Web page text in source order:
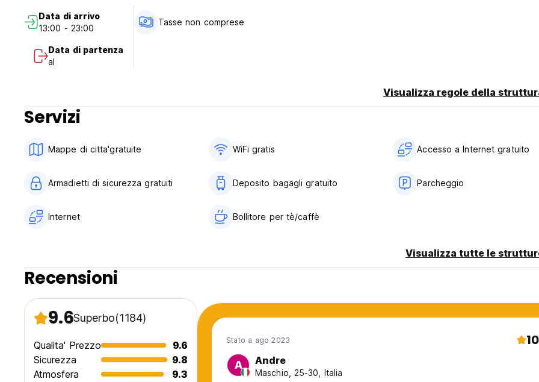
Data di arrivo
13:00 - 23:00
Data di partenza
al
Tasse non comprese
Visualizza regole della
Servizi
Mappe di citta'gratuite WiFi gratis Accesso a Internet gratuito
Armadietti di sicurezza gratuiti Deposito bagagli gratuito Parcheggio
Internet Bollitore per tè/caffè
Visualizza tutte le
Recensioni
9.6Superbo(1184)
Qualita' Prezzo
9.6
Sicurezza
9.8
Atmosfera
9.3
Stato a ago 2023 10
A Andre
Maschio, 25-30, Italia